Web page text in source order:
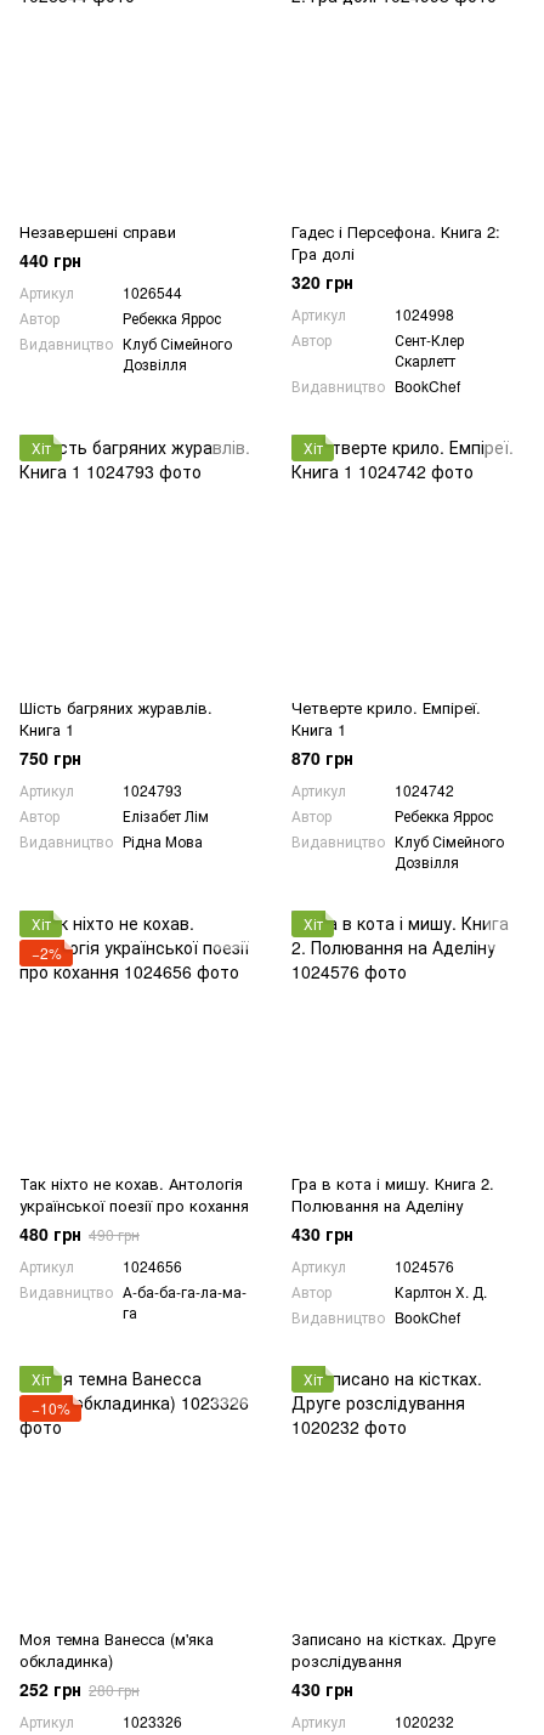
Незавершені справи
440 грн
Артикул
1026544
Автор
Ребекка Яррос
Видавництво Клуб Сімейного
Дозвілля
Гадес і Персефона. Книга 2:
Гра долі
320 грн
Артикул
1024998
Автор
Сент-Клер
Скарлетт
Видавництво BookChef
Хіт
Шість багряних журавлів.
Книга 1
750 грн
Артикул
1024793
Автор
Елізабет Лім
Видавництво Рідна Мова
Хіт
Четверте крило. Емпіреї.
Книга 1
870 грн
Артикул
1024742
Автор
Ребекка Яррос
Видавництво Клуб Сімейного
Дозвілля
Хіт
−2%
Так ніхто не кохав. Антологія
української поезії про кохання
480 грн 490 грн
Артикул
1024656
Видавництво А-ба-ба-га-ла-ма-
га
Хіт
Гра в кота і мишу. Книга 2.
Полювання на Аделіну
430 грн
Артикул
1024576
Автор
Карлтон Х. Д.
Видавництво BookChef
Хіт
−10%
Моя темна Ванесса (м'яка
обкладинка)
252 грн 280 грн
Артикул
1023326
Хіт
Записано на кістках. Друге
розслідування
430 грн
Артикул
1020232